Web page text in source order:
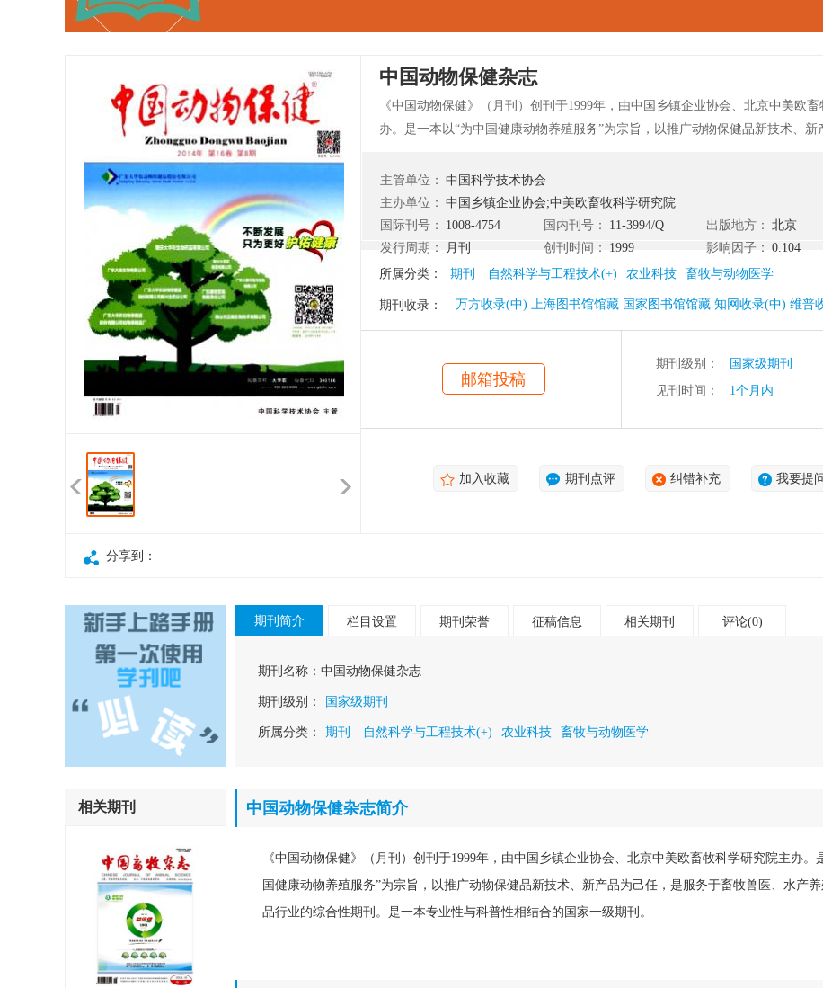
中国动物保健杂志
《中国动物保健》（月刊）创刊于1999年，由中国乡镇企业协会、北京中美欧
办。是一本以“为中国健康动物养殖服务”为宗旨，以推广动物保健品新技术、新
家一级期刊。
主管单位： 中国科学技术协会
主办单位： 中国乡镇企业协会;中美欧畜牧科学研究院
国际刊号：
1008-4754 国内刊号： 11-3994/Q 出版地方：
北京
发行周期：
月刊 创刊时间： 1999 影响因子：
0.104
所属分类：
期刊 自然科学与工程技术(+) 农业科技 畜牧与动物医学
期刊收录： 万方收录(中) 上海图书馆馆藏 国家图书馆馆藏 知网收录(中) 维普
邮箱投稿
期刊级别：
国家级期刊
见刊时间：
1个月内
加入收藏 期刊点评 纠错补充 我要提
分享到：
相关期刊
期刊简介 栏目设置 期刊荣誉 征稿信息 相关期刊 评论(0)
期刊名称： 中国动物保健杂志
期刊级别： 国家级期刊
所属分类： 期刊 自然科学与工程技术(+) 农业科技 畜牧与动物医学
中国动物保健杂志简介
《中国动物保健》（月刊）创刊于1999年，由中国乡镇企业协会、北京中美欧畜牧科学研究院主办。
国健康动物养殖服务”为宗旨，以推广动物保健品新技术、新产品为己任，是服务于畜牧兽医、水产
品行业的综合性期刊。是一本专业性与科普性相结合的国家一级期刊。